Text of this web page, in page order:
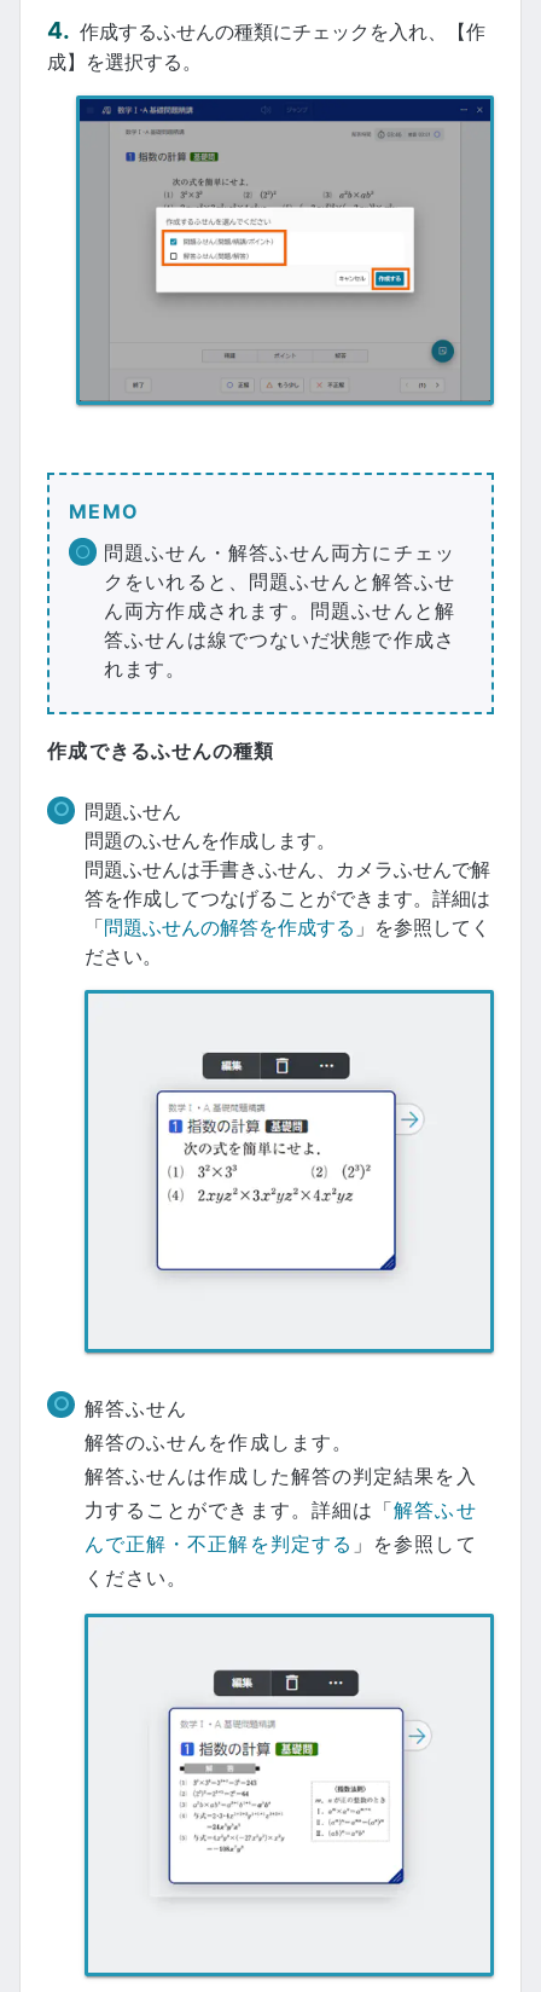
作成するふせんの種類にチェックを入れ、【作
成】を選択する。
MEMO
問題ふせん・解答ふせん両方にチェッ
クをいれると、問題ふせんと解答ふせ
ん両方作成されます。問題ふせんと解
答ふせんは線でつないだ状態で作成さ
れます。
作成できるふせんの種類
問題ふせん
問題のふせんを作成します。
問題ふせんは手書きふせん、カメラふせんで解
答を作成してつなげることができます。詳細は
「問題ふせんの解答を作成する 」を参照してく
ださい。
解答ふせん
解答のふせんを作成します。
解答ふせんは作成した解答の判定結果を入
力することができます。詳細は「解答ふせ
んで正解・不正解を判定する 」を参照して
ください。